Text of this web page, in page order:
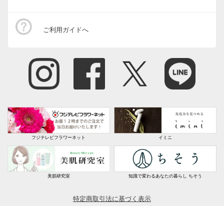
ご利用ガイドへ
フジテレビフラワーネット イミニ
美肌研究室 知識で変わるあなたの暮らし ちそう
特定商取引法に基づく表示